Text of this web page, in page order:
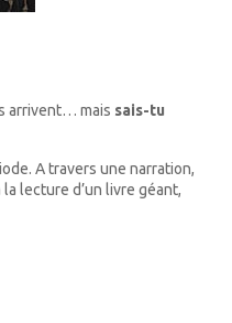
arrivent… mais sais-tu
A travers une narration,
lecture d’un livre géant,